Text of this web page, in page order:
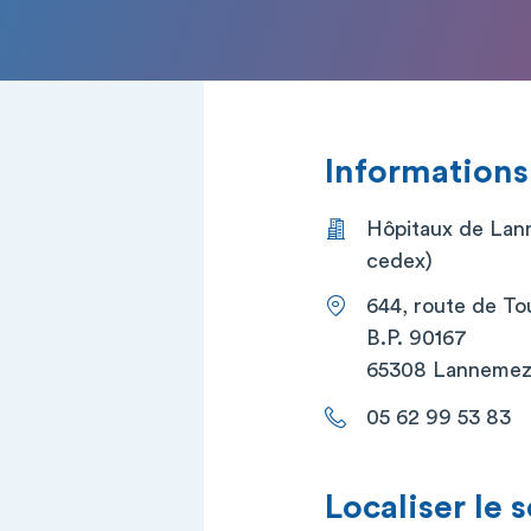
Hôpitaux de
cedex)
644, route de
B.P. 90167
65308
05 62 99 53 83
Localiser le